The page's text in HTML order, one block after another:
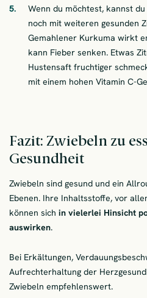
Wenn du möchtest, kannst
noch mit weiteren gesunden
Gemahlener Kurkuma wirkt
kann Fieber senken. Etwas
Hustensaft fruchtiger
mit einem hohen Vitamin C-
Fazit: Zwiebeln zu
Gesundheit
Zwiebeln sind gesund und ein
Ebenen. Ihre Inhaltsstoffe, vor
können sich in vielerlei Hinsicht
auswirken.
Bei Erkältungen,
Aufrechterhaltung der
Zwiebeln empfehlenswert.